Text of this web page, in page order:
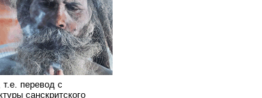
т.е. перевод с
санскритского